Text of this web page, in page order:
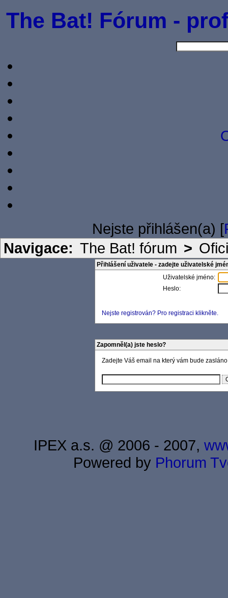
The Bat! Fórum -
Nejste přihlášen(a) [
Navigace: The Bat! fórum >
Přihlášení uživatele - zadejte uživatelské
Uživatelské jméno:
Heslo:
Nejste registrován? Pro registraci klikněte.
Zapomněl(a) jste heslo?
Zadejte Váš email na který vám bude
IPEX a.s. @ 2006 - 2007,
Powered by Phorum